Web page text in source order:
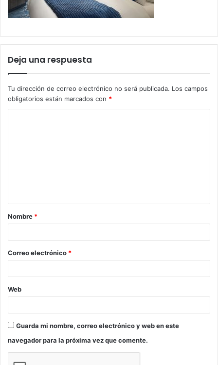
Deja una respuesta
Tu dirección de correo electrónico no será publicada. Los campos
obligatorios están marcados con *
a
r
*
Nombre *
Correo electrónico *
Web
Guarda mi nombre, correo electrónico y web en este
navegador para la próxima vez que comente.